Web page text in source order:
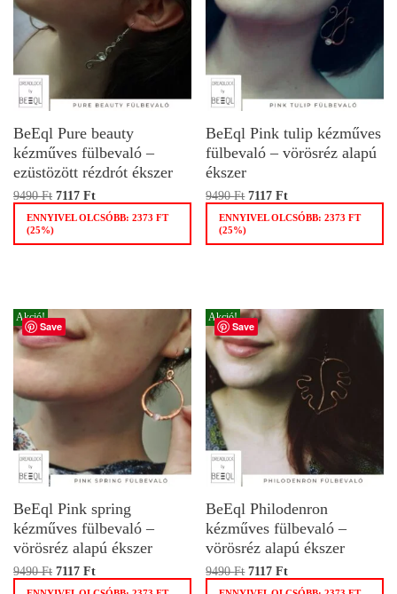
BeEql Pure beauty
kézműves fülbevaló –
ezüstözött rézdrót ékszer
9490Ft 7117 Ft
ENNYIVEL OLCSÓBB: 2373 FT
(25%)
BeEql Pink tulip kézműves
fülbevaló – vörösréz alapú
ékszer
9490Ft 7117Ft
ENNYIVEL OLCSÓBB:2373FT
(25%)
Save
Akció!
BeEql Pink spring
kézműves fülbevaló –
vörösréz alapú ékszer
9490Ft 7117 Ft
Save
Akció!
BeEql Philodenron
kézműves fülbevaló –
vörösréz alapú ékszer
9490Ft 7117Ft